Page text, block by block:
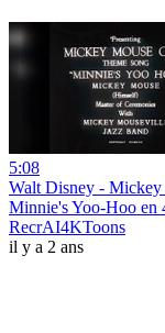
5:08
Walt Disney -
Minnie's Yoo-Hoo
RecrAI4KToons
il y a 2 ans